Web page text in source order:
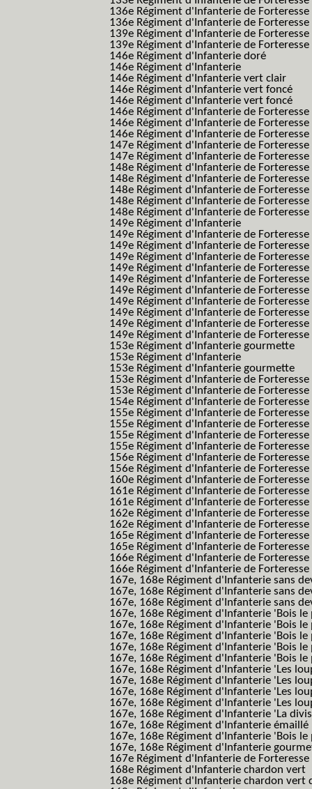
136e Régiment d'Infanterie de Forteresse
136e Régiment d'Infanterie de
139e Régiment d'Infanterie de
139e Régiment d'Infanterie de
146e Régiment d'Infanterie doré
146e Régiment d'Infanterie
146e Régiment d'Infanterie vert clair
146e Régiment d'Infanterie vert foncé
146e Régiment d'Infanterie vert foncé
146e Régiment d'Infanterie de
146e Régiment d'Infanterie de
146e Régiment d'Infanterie de
147e Régiment d'Infanterie de Forteresse
147e Régiment d'Infanterie de Forteresse
148e Régiment d'Infanterie de Forteresse
148e Régiment d'Infanterie de Forteresse
148e Régiment d'Infanterie de Forteresse
148e Régiment d'Infanterie de Forteresse
148e Régiment d'Infanterie de Forteresse
149e Régiment d'Infanterie
149e Régiment d'Infanterie de
149e Régiment d'Infanterie de
149e Régiment d'Infanterie de
149e Régiment d'Infanterie de
149e Régiment d'Infanterie de
149e Régiment d'Infanterie de
149e Régiment d'Infanterie de
149e Régiment d'Infanterie de
149e Régiment d'Infanterie de
149e Régiment d'Infanterie de
153e Régiment d'Infanterie gourmette
153e Régiment d'Infanterie
153e Régiment d'Infanterie gourmette
153e Régiment d'Infanterie de
153e Régiment d'Infanterie de
154e Régiment d'Infanterie de Forteresse
155e Régiment d'Infanterie de
155e Régiment d'Infanterie de
155e Régiment d'Infanterie de
155e Régiment d'Infanterie de
156e Régiment d'Infanterie de Forteresse
156e Régiment d'Infanterie de
160e Régiment d'Infanterie de
161e Régiment d'Infanterie de Forteresse
161e Régiment d'Infanterie de
162e Régiment d'Infanterie de Forteresse
162e Régiment d'Infanterie de
165e Régiment d'Infanterie de Forteresse
165e Régiment d'Infanterie de Forteresse
166e Régiment d'Infanterie de Forteresse
166e Régiment d'Infanterie de Forteresse
167e, 168e Régiment d'Infanterie sans
167e, 168e Régiment d'Infanterie sans
167e, 168e Régiment d'Infanterie sans
167e, 168e Régiment d'Infanterie 'Bois
167e, 168e Régiment d'Infanterie 'Bois
167e, 168e Régiment d'Infanterie 'Bois
167e, 168e Régiment d'Infanterie 'Bois
167e, 168e Régiment d'Infanterie 'Bois
167e, 168e Régiment d'Infanterie 'Les
167e, 168e Régiment d'Infanterie 'Les
167e, 168e Régiment d'Infanterie 'Les
167e, 168e Régiment d'Infanterie 'Les
167e, 168e Régiment d'Infanterie 'La
167e, 168e Régiment d'Infanterie émaillé
167e, 168e Régiment d'Infanterie 'Bois
167e, 168e Régiment d'Infanterie
167e Régiment d'Infanterie de
168e Régiment d'Infanterie chardon vert
168e Régiment d'Infanterie chardon vert